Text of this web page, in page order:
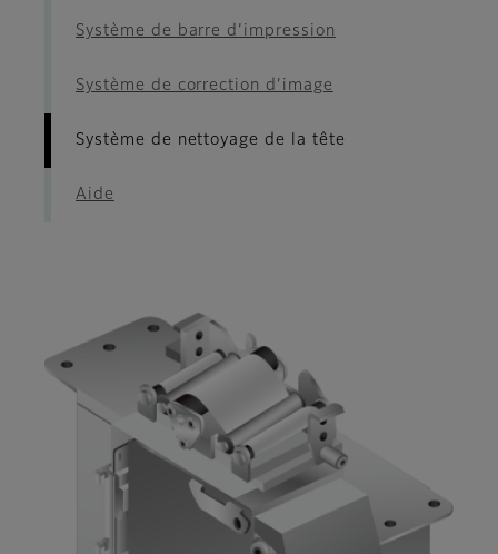
Système de barre d’impression
Système de correction d’image
Système de nettoyage de la tête
Aide